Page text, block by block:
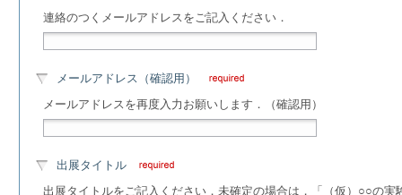
連絡のつくメールアドレスをご記入ください．
メールアドレス（確認用）
メールアドレスを再度入力お願いします．（確認用）
出展タイトル
出展タイトルをご記入ください．未確定の場合は，「（仮）○○の実